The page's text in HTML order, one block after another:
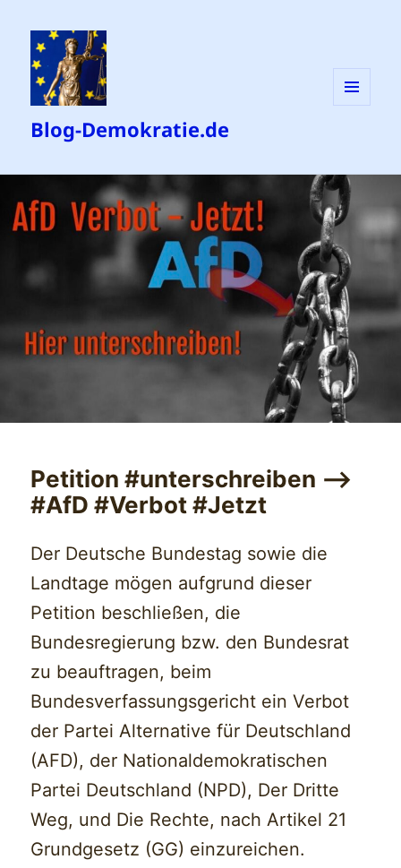
Blog-Demokratie.de
Petition #unterschreiben —>
#AfD #Verbot #Jetzt
Der Deutsche Bundestag sowie die
Landtage mögen aufgrund dieser
Petition beschließen, die
Bundesregierung bzw. den Bundesrat
zu beauftragen, beim
Bundesverfassungsgericht ein Verbot
der Partei Alternative für Deutschland
(AFD), der Nationaldemokratischen
Partei Deutschland (NPD), Der Dritte
Weg, und Die Rechte, nach Artikel 21
Grundgesetz (GG) einzureichen.